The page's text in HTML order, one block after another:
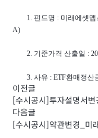
1. 펀드명 : 미래에셋
A)
2. 기준가격 산출일 :
3. 사유 : ETF환매정산
이전글
[수시공시]투자설명서
다음글
[수시공시]약관변경_미